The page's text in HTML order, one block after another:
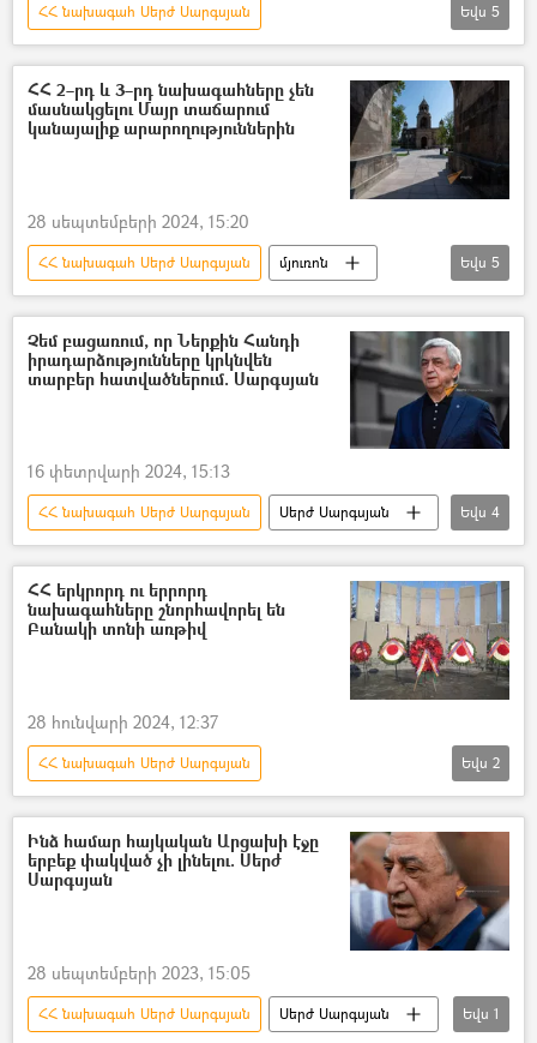
ՀՀ նախագահ Սերժ Սարգսյան
Սրբազան պայքար
Բագրատ սրբազան
Միքայել արքեպիսկոպոս Աջապահյան
Սերժ Սարգսյան
Ռոբերտ Քոչարյան
Եվս 5
ՀՀ 2–րդ և 3–րդ նախագահները չեն
մասնակցելու Մայր տաճարում
կանայալիք արարողություններին
28 սեպտեմբերի 2024, 15:20
ՀՀ նախագահ Սերժ Սարգսյան
մյուռոն
Մյուռոնօրհնեք
Մայր Աթոռ Սուրբ Էջմիածին
Վերաօծում
Ռոբերտ Քոչարյան
Սերժ Սարգսյան
Եվս 5
Չեմ բացառում, որ Ներքին Հանդի
իրադարձությունները կրկնվեն
տարբեր հատվածներում. Սարգսյան
16 փետրվարի 2024, 15:13
ՀՀ նախագահ Սերժ Սարգսյան
Սերժ Սարգսյան
Ներքին Հանդ
Հայաստան
հայ-ադրբեջանական
Եվս 4
ՀՀ երկրորդ ու երրորդ
նախագահները շնորհավորել են
Բանակի տոնի առթիվ
28 հունվարի 2024, 12:37
ՀՀ նախագահ Սերժ Սարգսյան
Ռոբերտ Քոչարյան
Բանակ
Եվս 2
Ինձ համար հայկական Արցախի էջը
երբեք փակված չի լինելու. Սերժ
Սարգսյան
28 սեպտեմբերի 2023, 15:05
ՀՀ նախագահ Սերժ Սարգսյան
Սերժ Սարգսյան
Եվս 1